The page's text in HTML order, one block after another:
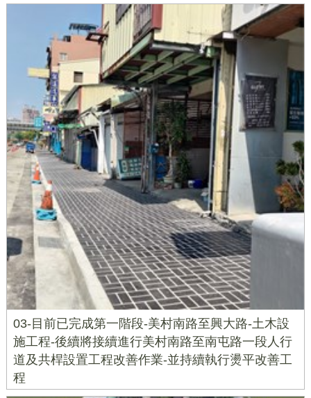
03-目前已完成第一階段-美村南路至興大路-土木設
施工程-後續將接續進行美村南路至南屯路一段人行
道及共桿設置工程改善作業-並持續執行燙平改善工
程